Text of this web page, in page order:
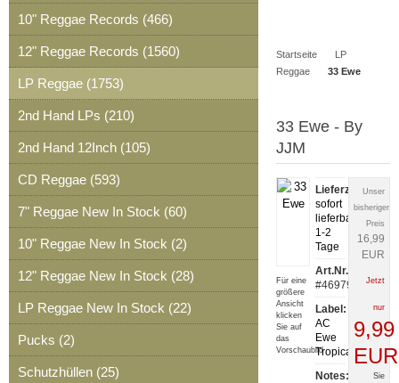
Startseite
LP
Reggae
33 Ewe
33 Ewe - By
JJM
Für eine
größere
Ansicht
klicken
Sie auf
das
Vorschaubild
Lieferzeit:
sofort
lieferbar,
1-2
Tage
Art.Nr.:
#46979
Label:
AC
Ewe
Tropical
Notes:
Unser
bisheriger
Preis
16,99
EUR
Jetzt
nur
9,99
EUR
Sie
10" Reggae Records (466)
12" Reggae Records (1560)
LP Reggae (1753)
2nd Hand LPs (210)
2nd Hand 12Inch (105)
CD Reggae (593)
7" Reggae New In Stock (60)
10" Reggae New In Stock (2)
12" Reggae New In Stock (28)
LP Reggae New In Stock (22)
Pucks (2)
Schutzhüllen (25)